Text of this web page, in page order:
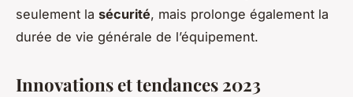
seulement la sécurité, mais prolonge également la
durée de vie générale de l’équipement.
Innovations et tendances 2023